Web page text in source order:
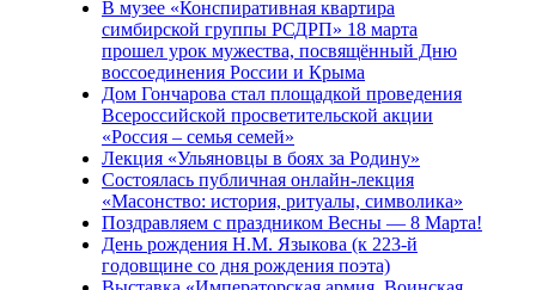
В музее «Конспиративная квартира
симбирской группы РСДРП» 18 марта
прошел урок мужества, посвящённый Дню
воссоединения России и Крыма
Дом Гончарова стал площадкой проведения
Всероссийской просветительской акции
«Россия – семья семей»
Лекция «Ульяновцы в боях за Родину»
Состоялась публичная онлайн-лекция
«Масонство: история, ритуалы, символика»
Поздравляем с праздником Весны — 8 Марта!
День рождения Н.М. Языкова (к 223-й
годовщине со дня рождения поэта)